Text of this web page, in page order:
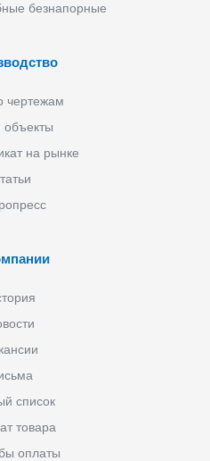
безнапорные
чертежам
на рынке
список
товара
оплаты